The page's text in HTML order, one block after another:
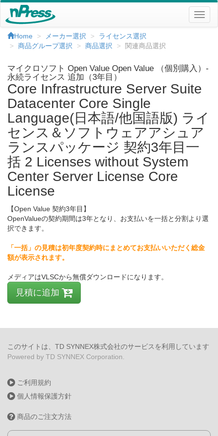
Home メーカー選択
ライセンス選択
商品グループ選択
商品選択 関連商品選択
マイクロソフト Open Value Open Value （個別購入）-
永続ライセンス 追加（3年目）
Core Infrastructure Server Suite
Datacenter Core Single
Language(日本語/他国語版) ライ
センス＆ソフトウェアアシュア
ランスパッケージ 契約3年目一
括 2 Licenses without System
Center Server License Core
License
【Open Value 契約3年目】
OpenValueの契約期間は3年となり、お支払いを一括と分割より選
択できます。
「一括」の見積は初年度契約時にまとめてお支払いいただく総金
額が表示されます。
メディアはVLSCから無償ダウンロードになります。
見積に追加
このサイトは、TD SYNNEX株式会社のサービスを利用しています
Powered by TD SYNNEX Corporation.
ご利用規約
個人情報保護方針
商品のご注文方法